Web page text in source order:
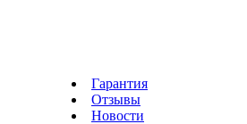
Гарантия
Отзывы
Новости